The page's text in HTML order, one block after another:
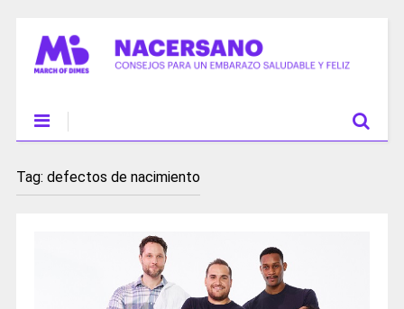
Tag: defectos de nacimiento